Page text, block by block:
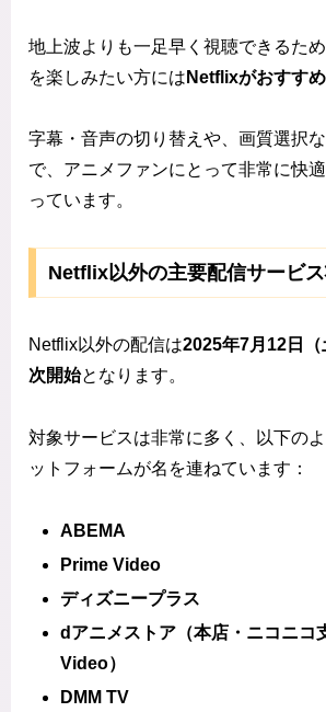
地上波よりも一足早く視聴できるた
を楽しみたい方には Netflixがおすすめ
字幕・音声の切り替えや、画質選択
で、アニメファンにとって非常に快
っています。
Netflix以外の主要配信サービ
Netflix以外の配信は2025年7月12日
次開始となります。
対象サービスは非常に多く、以下の
ットフォームが名を連ねています：
ABEMA
Prime Video
ディズニープラス
dアニメストア（本店・ニコニコ
Video）
DMM TV